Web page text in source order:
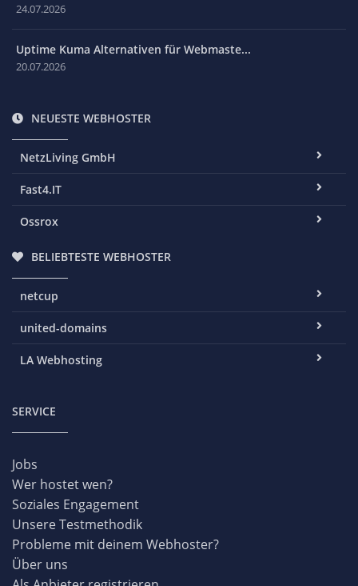
24.07.2026
Uptime Kuma Alternativen für Webmaste...
20.07.2026
NEUESTE WEBHOSTER
NetzLiving GmbH
Fast4.IT
Ossrox
BELIEBTESTE WEBHOSTER
netcup
united-domains
LA Webhosting
SERVICE
Jobs
Wer hostet wen?
Soziales Engagement
Unsere Testmethodik
Probleme mit deinem Webhoster?
Über uns